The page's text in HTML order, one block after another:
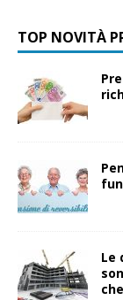
TOP NOVITÀ
Le